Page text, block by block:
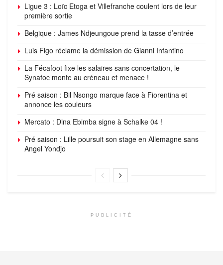
Ligue 3 : Loïc Etoga et Villefranche coulent lors de leur
première sortie
Belgique : James Ndjeungoue prend la tasse d’entrée
Luis Figo réclame la démission de Gianni Infantino
La Fécafoot fixe les salaires sans concertation, le
Synafoc monte au créneau et menace !
Pré saison : Bil Nsongo marque face à Fiorentina et
annonce les couleurs
Mercato : Dina Ebimba signe à Schalke 04 !
Pré saison : Lille poursuit son stage en Allemagne sans
Angel Yondjo
PUBLICITÉ